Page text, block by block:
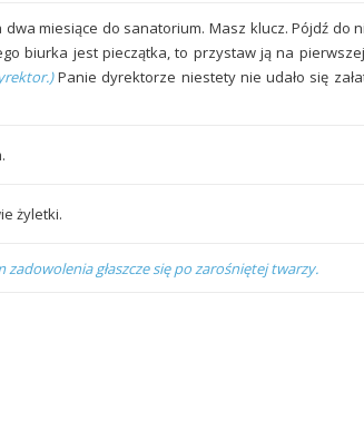
dwa miesiące do sanatorium. Masz klucz. Pójdź do
biurka jest pieczątka, to przystaw ją na
Panie dyrektorze niestety nie udało się
żyletki.
głaszcze się po zarośniętej twarzy.